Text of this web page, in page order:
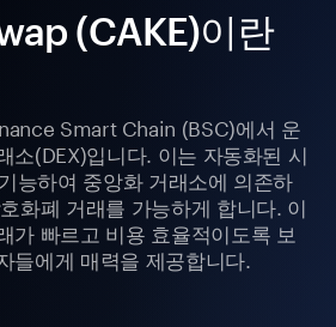
(CAKE)이란
Smart Chain (BSC)에서 운
소(DEX)입니다. 이는 자동화된 시
능하여 중앙화 거래소에 의존하
화폐 거래를 가능하게 합니다. 이
가 빠르고 비용 효율적이도록 보
들에게 매력을 제공합니다.